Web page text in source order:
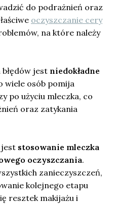
do podrażnień oraz
oczyszczanie cery
na które należy
jest niedokładne
wiele osób pomija
po użyciu mleczka, co
oraz zatykania
jest stosowanie mleczka
oczyszczania.
zanieczyszczeń,
kolejnego etapu
resztek makijażu i